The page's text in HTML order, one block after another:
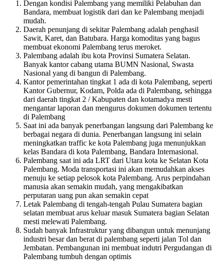
Dengan kondisi Palembang yang memiliki Pelabuhan dan
Bandara, membuat logistik dari dan ke Palembang menjadi
mudah.
Daerah penunjang di sekitar Palembang adalah penghasil
Sawit, Karet, dan Batubara. Harga komoditas yang bagus
membuat ekonomi Palembang terus meroket.
Palembang adalah ibu kota Provinsi Sumatera Selatan.
Banyak kantor cabang utama BUMN Nasional, Swasta
Nasional yang di bangun di Palembang.
Kantor pemerintahan tingkat 1 ada di kota Palembang, seperti
Kantor Gubernur, Kodam, Polda ada di Palembang, sehingga
dari daerah tingkat 2 / Kabupaten dan kotamadya mesti
mengantar laporan dan mengurus dokumen dokumen tertentu
di Palembang
Saat ini ada banyak penerbangan langsung dari Palembang ke
berbagai negara di dunia. Penerbangan langsung ini selain
meningkatkan traffic ke kota Palembang juga menunjukkan
kelas Bandara di kota Palembang, Bandara Internasional.
Palembang saat ini ada LRT dari Utara kota ke Selatan Kota
Palembang. Moda transportasi ini akan memudahkan akses
menuju ke setiap pelosok kota Palembang. Arus perpindahan
manusia akan semakin mudah, yang mengakibatkan
perputaran uang pun akan semakin cepat
Letak Palembang di tengah-tengah Pulau Sumatera bagian
selatan membuat arus keluar masuk Sumatera bagian Selatan
mesti melewati Palembang.
Sudah banyak Infrastruktur yang dibangun untuk menunjang
industri besar dan berat di palembang seperti jalan Tol dan
Jembatan. Pembangunan ini membuat indutri Pergudangan di
Palembang tumbuh dengan optimis